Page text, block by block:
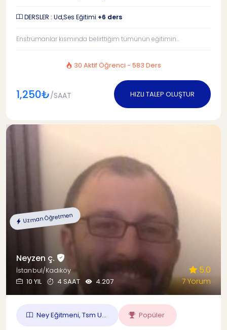
DERSLER : Ud,Ses Eğitimi +6 ders
Enstrümanlar kısmında belirttiğim tümünün eğitimin...
30 Aktif Öğrenci - 583 Ders
1,250₺/SAAT HIZLI TALEP OLUŞTUR
Uzman Öğretmen
Neyzen ç.
İstanbul/Kadıköy
10 YIL
4 SAAT 4.207
5.0
7 Yorum
Ney Eğitmeni, Tsm U... Popüler